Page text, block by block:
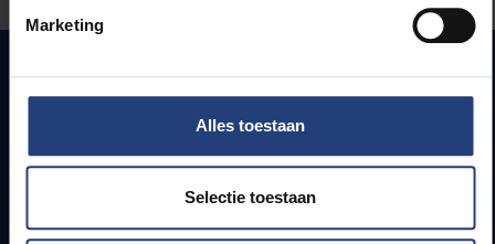
Marketing
Alles toestaan
Selectie toestaan
Webmail
Lesroosters